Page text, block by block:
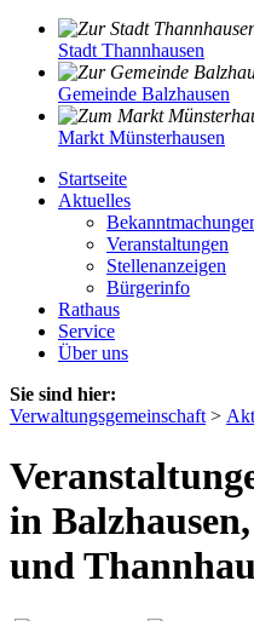
Stadt Thannhausen
Gemeinde Balzhausen
Markt Münsterhausen
Startseite
Aktuelles
Veranstaltungen
Stellenanzeigen
Bürgerinfo
Rathaus
Service
Über uns
Sie sind hier:
Verwaltungsgemeinschaft >
in
und